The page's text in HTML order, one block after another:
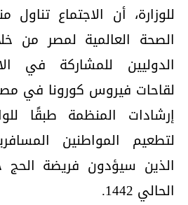
للوزارة، أن الاجتماع
الصحة العالمية لمصر من
الدوليين للمشاركة في
لقاحات فيروس كورونا في
إرشادات المنظمة طبقًا
لتطعيم المواطنين
الذين سيؤدون فريضة الحج
الحالي 1442.